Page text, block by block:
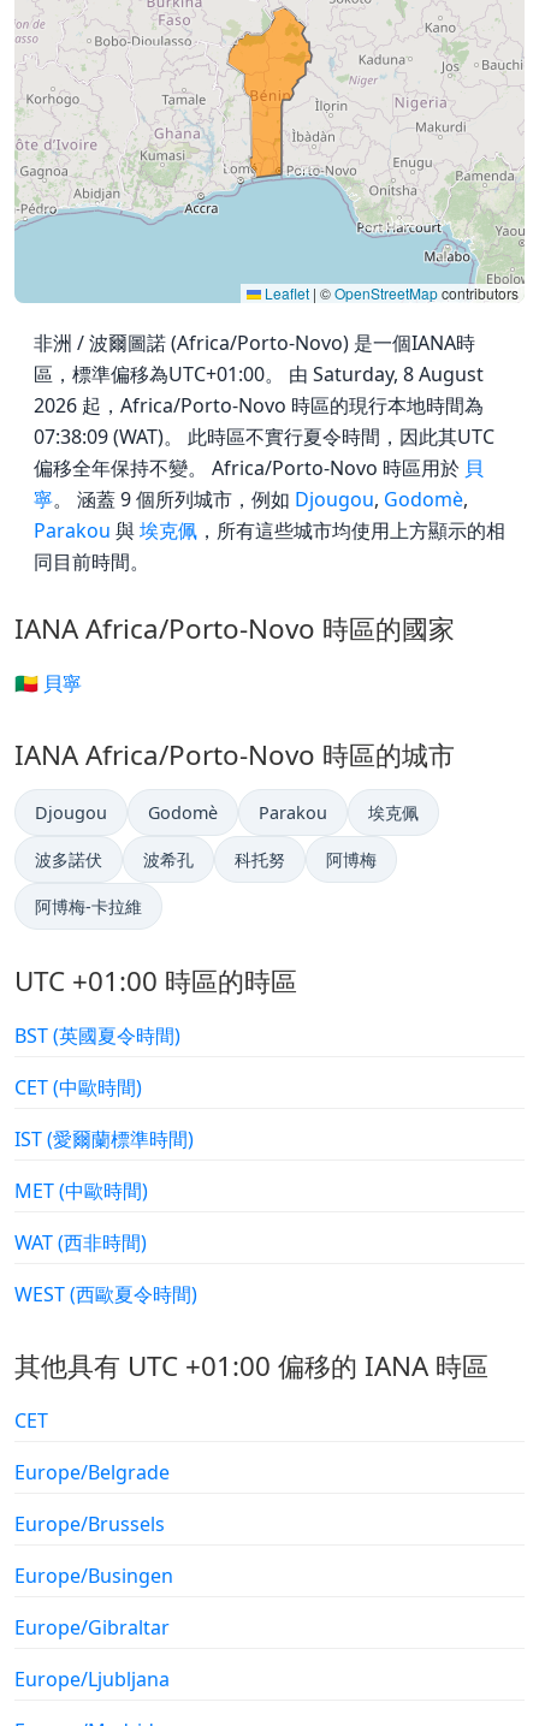
Leaflet | ©OpenStreetMapcontributors
非洲 / 波爾圖諾 (Africa/Porto-Novo) 是一個IANA時
區，標準偏移為UTC+01:00。 由 Saturday, 8 August
2026 起，Africa/Porto-Novo 時區的現行本地時間為
07:38:09 (WAT)。 此時區不實行夏令時間，因此其UTC
偏移全年保持不變。 Africa/Porto-Novo 時區用於 貝
寧。 涵蓋 9 個所列城市，例如 Djougou, Godomè,
Parakou 與埃克佩 ，所有這些城市均使用上方顯示的相
同目前時間。
IANA Africa/Porto-Novo 時區的國家
🇧🇯 貝寧
IANA Africa/Porto-Novo 時區的城市
Djougou Godomè Parakou 埃克佩
波多諾伏 波希孔 科托努 阿博梅
阿博梅-卡拉維
UTC +01:00 時區的時區
BST (英國夏令時間)
CET (中歐時間)
IST (愛爾蘭標準時間)
MET (中歐時間)
WAT (西非時間)
WEST (西歐夏令時間)
其他具有 UTC +01:00 偏移的 IANA 時區
CET
Europe/Belgrade
Europe/Brussels
Europe/Busingen
Europe/Gibraltar
Europe/Ljubljana